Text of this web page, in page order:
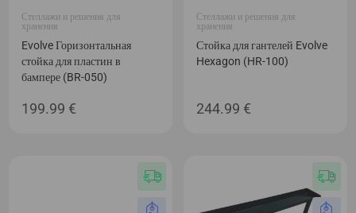
Стеллажи и решения для
хранения
Evolve Горизонтальная
стойка для пластин в
бампере (BR-050)
199.99 €
Стеллажи и решения для
хранения
Стойка для гантелей Evolve
Hexagon (HR-100)
244.99 €